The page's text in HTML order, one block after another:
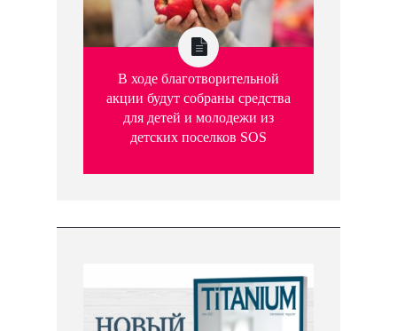
В ходе благотворительной
акции будут собраны средства
для детей и молодежи из
детских поселков SOS